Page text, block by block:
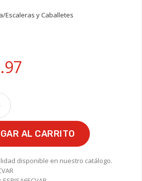
Escaleras y Caballetes
AL CARRITO
disponible en nuestro catálogo.